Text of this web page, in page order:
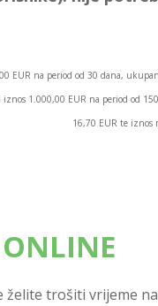
EUR na period od 30 dana,
1.000,00 EUR na period od
16,70 EUR te iznos
želite trošiti vrijeme